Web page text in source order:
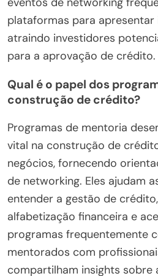
plataformas para apresentar
atraindo investidores
para a aprovação de crédito.
Qual é o papel dos
construção de crédito?
Programas de mentoria
vital na construção de
negócios, fornecendo
de networking. Eles ajudam
entender a gestão de
alfabetização financeira e
programas frequentemente
mentorados com
compartilham insights sobre